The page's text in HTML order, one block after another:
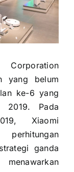
yang belum
ke-6 yang
Pada
Xiaomi
ganda